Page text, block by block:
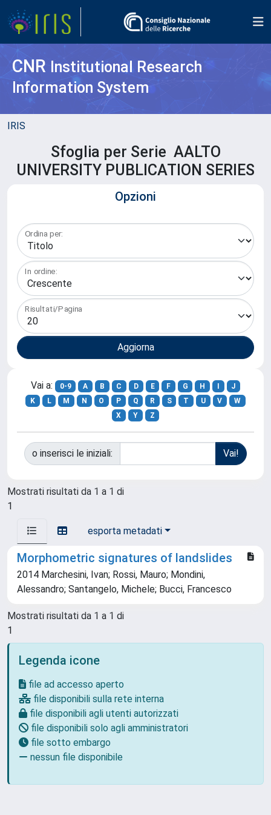
CNR Institutional Research
Information System
IRIS
Sfoglia per Serie AALTO
UNIVERSITY PUBLICATION SERIES
Opzioni
Ordina per:
In ordine:
Risultati/Pagina
Vai a: 0-9 A B C D E F G H
J
K
L M N O P Q R S T U V
W
X
Y Z
o inserisci le iniziali:
Mostrati risultati da 1 a 1 di
1
esporta metadati
Morphometric signatures of landslides
2014 Marchesini, Ivan; Rossi, Mauro; Mondini,
Alessandro; Santangelo, Michele; Bucci, Francesco
Mostrati risultati da 1 a 1 di
1
Legenda icone
file ad accesso aperto
file disponibili sulla rete interna
file disponibili agli utenti autorizzati
file disponibili solo agli amministratori
file sotto embargo
nessun file disponibile